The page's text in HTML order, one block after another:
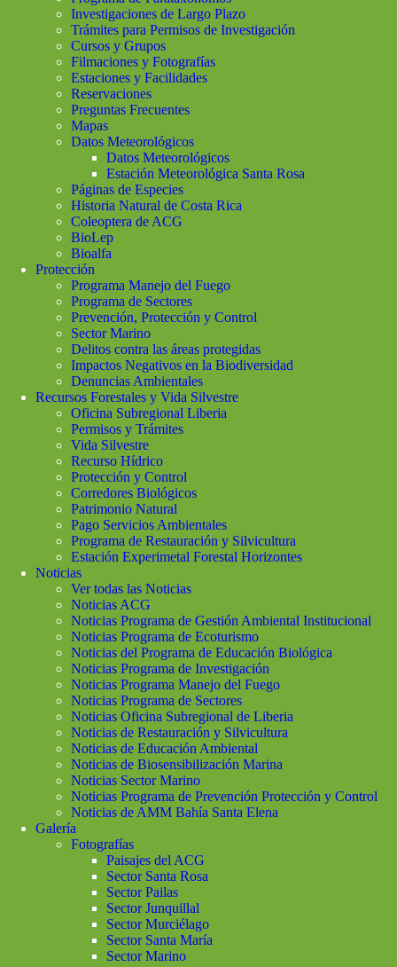
Investigaciones de Largo Plazo
Trámites para Permisos de Investigación
Cursos y Grupos
Filmaciones y Fotografías
Estaciones y Facilidades
Reservaciones
Preguntas Frecuentes
Mapas
Datos Meteorológicos
Datos Meteorológicos
Estación Meteorológica Santa Rosa
Páginas de Especies
Historia Natural de Costa Rica
Coleoptera de ACG
BioLep
Bioalfa
Protección
Programa Manejo del Fuego
Programa de Sectores
Prevención, Protección y Control
Sector Marino
Delitos contra las áreas protegidas
Impactos Negativos en la Biodiversidad
Denuncias Ambientales
Recursos Forestales y Vida Silvestre
Oficina Subregional Liberia
Permisos y Trámites
Vida Silvestre
Recurso Hídrico
Protección y Control
Corredores Biológicos
Patrimonio Natural
Pago Servicios Ambientales
Programa de Restauración y Silvicultura
Estación Experimetal Forestal Horizontes
Noticias
Ver todas las Noticias
Noticias ACG
Noticias Programa de Gestión Ambiental Institucional
Noticias Programa de Ecoturismo
Noticias del Programa de Educación Biológica
Noticias Programa de Investigación
Noticias Programa Manejo del Fuego
Noticias Programa de Sectores
Noticias Oficina Subregional de Liberia
Noticias de Restauración y Silvicultura
Noticias de Educación Ambiental
Noticias de Biosensibilización Marina
Noticias Sector Marino
Noticias Programa de Prevención Protección y Control
Noticias de AMM Bahía Santa Elena
Galería
Fotografías
Paisajes del ACG
Sector Santa Rosa
Sector Pailas
Sector Junquillal
Sector Murciélago
Sector Santa María
Sector Marino